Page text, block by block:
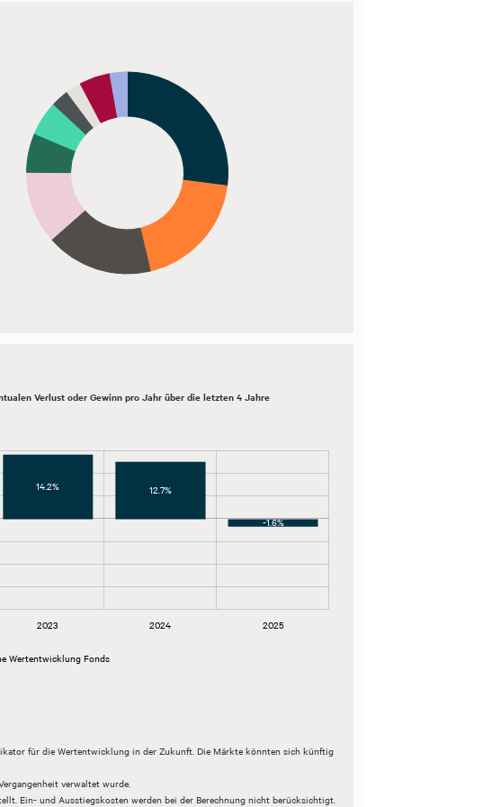
Verlust oder Gewinn pro Jahr über die letzten 4 Jahre
14.2% 12.7%
-1.6%
2023 2024 2025
Wertentwicklung Fonds
für die Wertentwicklung in der Zukunft. Die Märkte könnten sich künftig
verwaltet wurde.
Ein- und Ausstiegskosten werden bei der Berechnung nicht berücksichtigt.